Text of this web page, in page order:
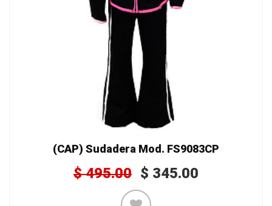
(CAP) Sudadera Mod. FS9083CP
$495.00 $ 345.00